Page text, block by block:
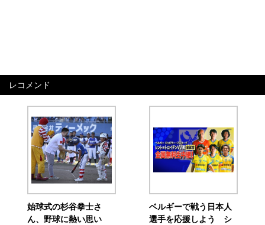
レコメンド
始球式の杉谷拳士さ
ん、野球に熱い思い
ベルギーで戦う日本人
選手を応援しよう シ